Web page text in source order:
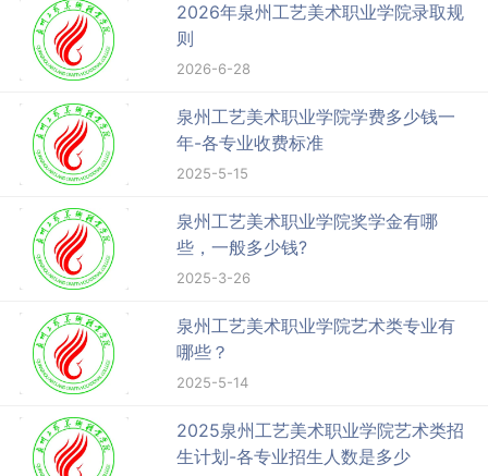
2026年泉州工艺美术职业学院录取规
则
2026-6-28
泉州工艺美术职业学院学费多少钱一
年-各专业收费标准
2025-5-15
泉州工艺美术职业学院奖学金有哪
些，一般多少钱?
2025-3-26
泉州工艺美术职业学院艺术类专业有
哪些？
2025-5-14
2025泉州工艺美术职业学院艺术类招
生计划-各专业招生人数是多少